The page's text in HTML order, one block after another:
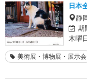
日本
静
期
木曜
美術展・博物展・展示会